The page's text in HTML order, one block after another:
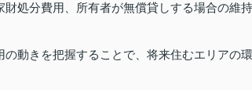
処分費用、所有者が無償貸しする場合の維持
動きを把握することで、将来住むエリアの環